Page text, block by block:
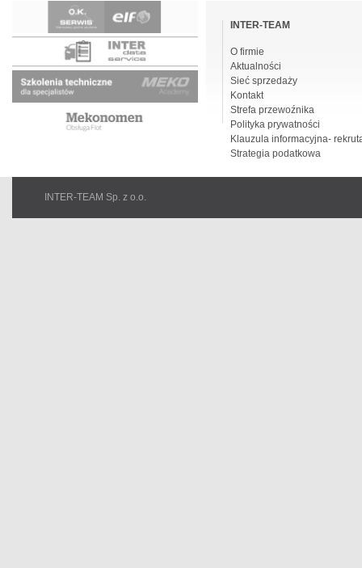
nawigacjeINTER-TEAM
O firmie
Aktualności
Sieć sprzedaży
Kontakt
Strefa przewoźnika
Polityka prywatności
Klauzula informacyjna-
Strategia podatkowa
INTER-TEAM Sp. z o.o.